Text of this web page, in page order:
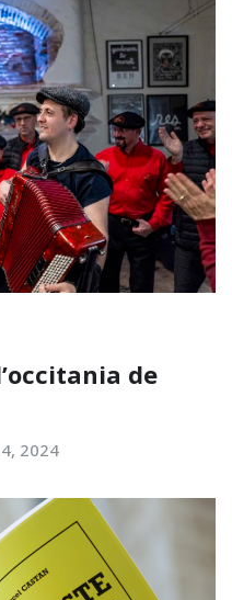
de
2024